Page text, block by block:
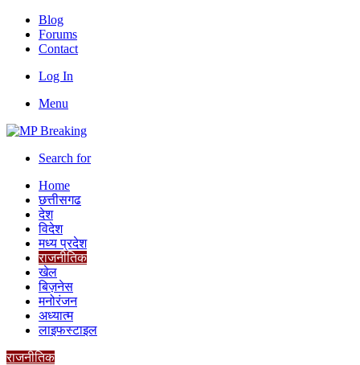
Blog
Forums
Contact
Log In
Menu
Search for
Home
छत्तीसगढ
देश
विदेश
मध्य प्रदेश
राजनीतिक
खेल
बिज़नेस
मनोरंजन
अध्यात्म
लाइफस्टाइल
राजनीतिक